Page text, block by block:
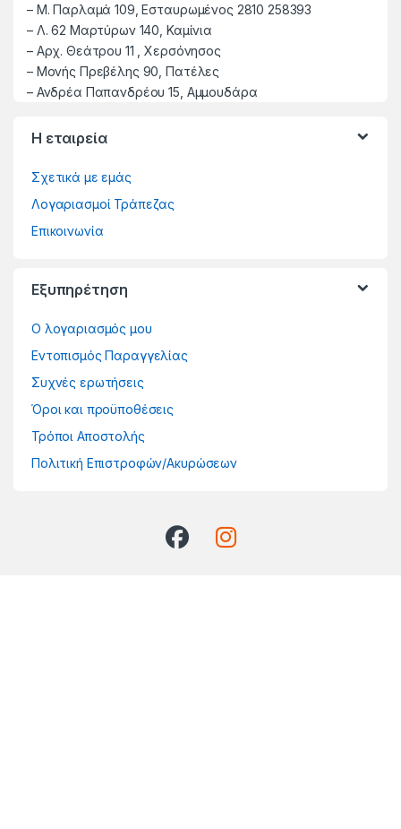
– M. Παρλαμά 109, Εσταυρωμένος 2810 258393
–Λ. 62 Μαρτύρων 140, Καμίνια
– Αρχ. Θεάτρου 11 , Χερσόνησος
– Μονής Πρεβέλης 90, Πατέλες
– Ανδρέα Παπανδρέου 15, Αμμουδάρα
Η εταιρεία
Σχετικά με εμάς
Λογαριασμοί Τράπεζας
Επικοινωνία
Εξυπηρέτηση
Ο λογαριασμός μου
Εντοπισμός Παραγγελίας
Συχνές ερωτήσεις
Όροι και προϋποθέσεις
Τρόποι Αποστολής
Πολιτική Επιστροφών/Ακυρώσεων